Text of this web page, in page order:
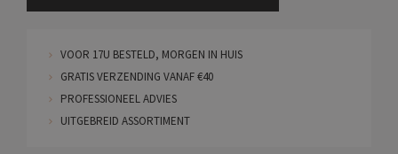
VOOR 17U BESTELD, MORGEN IN HUIS
GRATIS VERZENDING VANAF €40
PROFESSIONEEL ADVIES
UITGEBREID ASSORTIMENT